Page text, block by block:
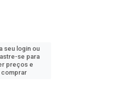
seu login ou
se para
preços e
comprar